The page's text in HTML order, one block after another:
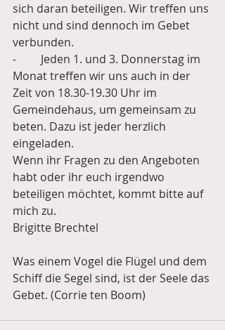
sich daran beteiligen. Wir treffen uns
nicht und sind dennoch im Gebet
verbunden.
-	Jeden 1. und 3. Donnerstag im
Monat treffen wir uns auch in der
Zeit von 18.30-19.30 Uhr im
Gemeindehaus, um gemeinsam zu
beten. Dazu ist jeder herzlich
eingeladen.
Wenn ihr Fragen zu den Angeboten
habt oder ihr euch irgendwo
beteiligen möchtet, kommt bitte auf
mich zu.
Brigitte Brechtel
Was einem Vogel die Flügel und dem
Schiff die Segel sind, ist der Seele das
Gebet. (Corrie ten Boom)